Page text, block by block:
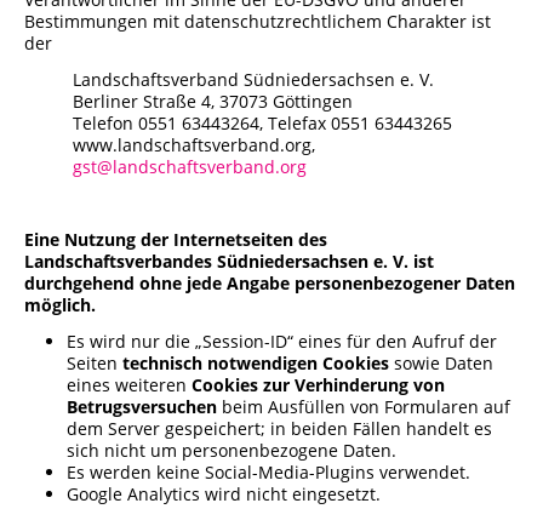
Bestimmungen mit datenschutzrechtlichem Charakter ist
der
Landschaftsverband Südniedersachsen e. V.
Berliner Straße 4, 37073 Göttingen
Telefon 0551 63443264, Telefax 0551 63443265
www.landschaftsverband.org,
gst@landschaftsverband.org
Eine Nutzung der Internetseiten des
Landschaftsverbandes Südniedersachsen e. V. ist
durchgehend ohne jede Angabe personenbezogener Daten
möglich.
Es wird nur die „Session-ID“ eines für den Aufruf der
Seiten technisch notwendigen Cookies sowie Daten
eines weiteren Cookies zur Verhinderung von
Betrugsversuchen beim Ausfüllen von Formularen auf
dem Server gespeichert; in beiden Fällen handelt es
sich nicht um personenbezogene Daten.
Es werden keine Social-Media-Plugins verwendet.
Google Analytics wird nicht eingesetzt.
Städtisches Museum Seesen
Städtisches Museum Hann. Münden
StadtMuseum Einbeck
Stadt- und Tiermuseum Alfeld
Heimatmuseum Northeim
Heimatmuseum Moringen
Stadtmuseum Bad Gandersheim